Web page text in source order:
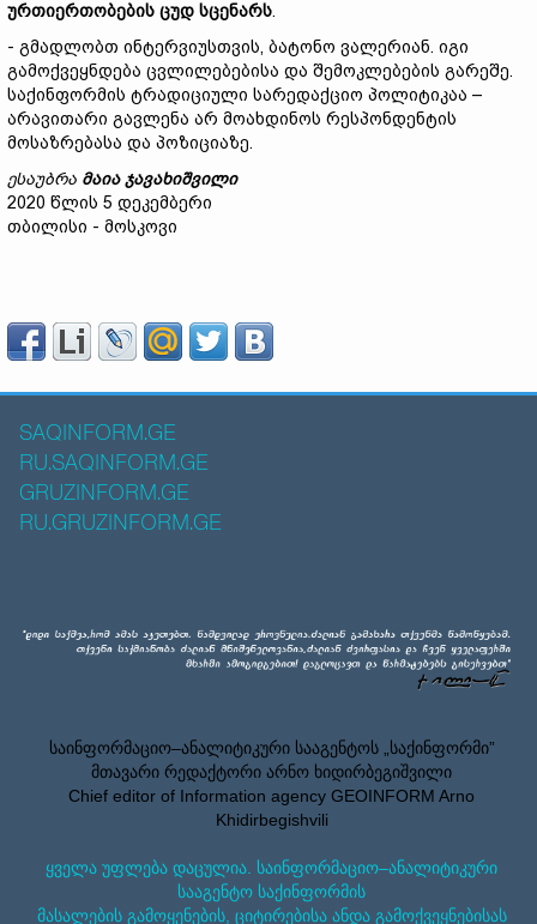
ურთიერთობების ცუდ სცენარს.
- გმადლობთ ინტერვიუსთვის, ბატონო ვალერიან. იგი
გამოქვეყნდება ცვლილებებისა და შემოკლებების გარეშე.
საქინფორმის ტრადიციული სარედაქციო პოლიტიკაა –
არავითარი გავლენა არ მოახდინოს რესპონდენტის
მოსაზრებასა და პოზიციაზე.
ესაუბრა მაია ჯავახიშვილი
2020 წლის 5 დეკემბერი
თბილისი - მოსკოვი
SAQINFORM.GE
RU.SAQINFORM.GE
GRUZINFORM.GE
RU.GRUZINFORM.GE
საინფორმაციო–ანალიტიკური სააგენტოს „საქინფორმი”
მთავარი რედაქტორი არნო ხიდირბეგიშვილი
Chief editor of Information agency GEOINFORM Arno
Khidirbegishvili
ყველა უფლება დაცულია. საინფორმაციო–ანალიტიკური
სააგენტო საქინფორმის
მასალების გამოყენების, ციტირებისა ანდა გამოქვეყნებისას